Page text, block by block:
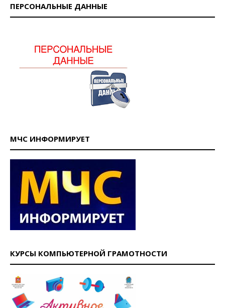
ПЕРСОНАЛЬНЫЕ ДАННЫЕ
МЧС ИНФОРМИРУЕТ
КУРСЫ КОМПЬЮТЕРНОЙ ГРАМОТНОСТИ